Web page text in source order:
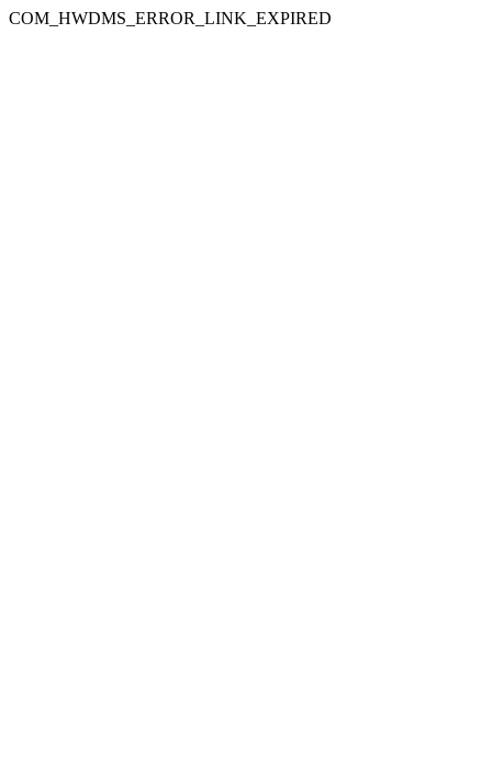
COM_HWDMS_ERROR_LINK_EXPIRED